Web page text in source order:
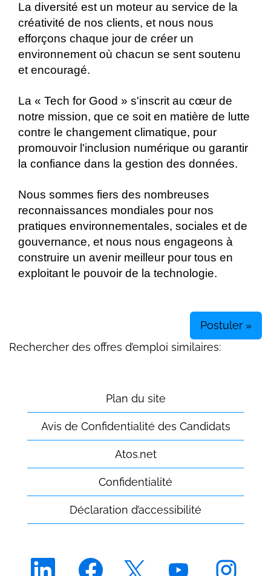
La diversité est un moteur au service de la
créativité de nos clients, et nous nous
efforçons chaque jour de créer un
environnement où chacun se sent soutenu
et encouragé.
La « Tech for Good » s'inscrit au cœur de
notre mission, que ce soit en matière de lutte
contre le changement climatique, pour
promouvoir l'inclusion numérique ou garantir
la confiance dans la gestion des données.
Nous sommes fiers des nombreuses
reconnaissances mondiales pour nos
pratiques environnementales, sociales et de
gouvernance, et nous nous engageons à
construire un avenir meilleur pour tous en
exploitant le pouvoir de la technologie.
Postuler »
Rechercher des offres d’emploi similaires:
Plan du site
Avis de Confidentialité des Candidats
Atos.net
Confidentialité
Déclaration d’accessibilité
S
S
S
S